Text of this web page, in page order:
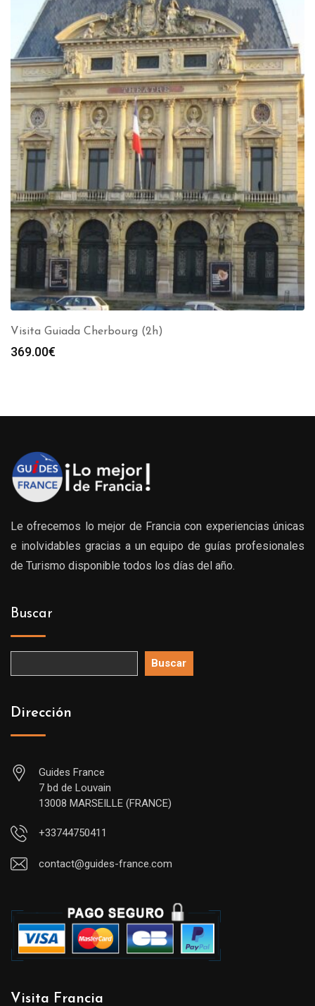
Visita Guiada Cherbourg (2h)
369.00€
Le ofrecemos lo mejor de Francia con experiencias únicas
e inolvidables gracias a un equipo de guías profesionales
de Turismo disponible todos los días del año.
Buscar
Buscar
Dirección
Guides France
7 bd de Louvain
13008 MARSEILLE (FRANCE)
+33744750411
contact@guides-france.com
Visita Francia